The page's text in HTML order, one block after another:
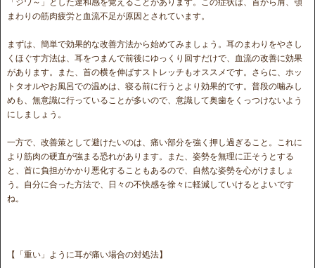
「ジワ～」とした違和感を覚えることがあります。この症状は、首から肩、顎
まわりの筋肉疲労と血流不足が原因とされています。
まずは、簡単で効果的な改善方法から始めてみましょう。耳のまわりをやさし
くほぐす方法は、耳をつまんで前後にゆっくり回すだけで、血流の改善に効果
があります。また、首の横を伸ばすストレッチもオススメです。さらに、ホッ
トタオルやお風呂での温めは、寝る前に行うとより効果的です。普段の噛みし
めも、無意識に行っていることが多いので、意識して奥歯をくっつけないよう
にしましょう。
一方で、改善策として避けたいのは、痛い部分を強く押し過ぎること。これに
より筋肉の硬直が強まる恐れがあります。また、姿勢を無理に正そうとする
と、首に負担がかかり悪化することもあるので、自然な姿勢を心がけましょ
う。自分に合った方法で、日々の不快感を徐々に軽減していけるとよいです
ね。
【「重い」ように耳が痛い場合の対処法】